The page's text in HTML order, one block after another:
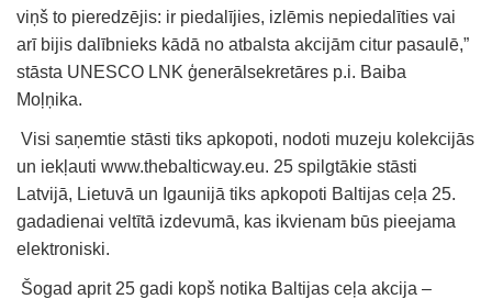
viņš to pieredzējis: ir piedalījies, izlēmis nepiedalīties vai
arī bijis dalībnieks kādā no atbalsta akcijām citur pasaulē,”
stāsta UNESCO LNK ģenerālsekretāres p.i. Baiba
Moļņika.
Visi saņemtie stāsti tiks apkopoti, nodoti muzeju kolekcijās
un iekļauti www.thebalticway.eu. 25 spilgtākie stāsti
Latvijā, Lietuvā un Igaunijā tiks apkopoti Baltijas ceļa 25.
gadadienai veltītā izdevumā, kas ikvienam būs pieejama
elektroniski.
Šogad aprit 25 gadi kopš notika Baltijas ceļa akcija –